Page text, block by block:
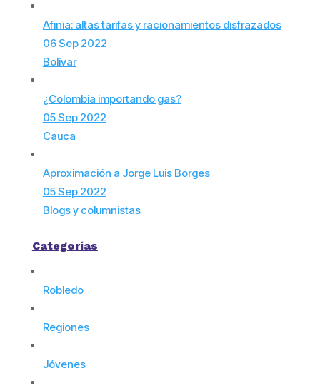
Afinia: altas tarifas y racionamientos disfrazados
06 Sep 2022
Bolívar
¿Colombia importando gas?
05 Sep 2022
Cauca
Aproximación a Jorge Luis Borges
05 Sep 2022
Blogs y columnistas
Categorías
Robledo
Regiones
Jóvenes